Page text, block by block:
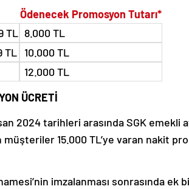
Ödenecek Promosyon Tutarı*
TL 8.000 TL
TL 10.000 TL
12.000 TL
ÜCRETİ
2024 tarihleri arasında SGK emekli
15.000 TL’ye varan nakit
imzalanması sonrasında ek